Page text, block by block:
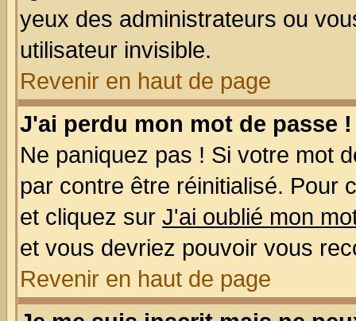
yeux des administrateurs ou
utilisateur invisible.
Revenir en haut de page
J'ai perdu mon mot de passe !
Ne paniquez pas ! Si votre mot
par contre être réinitialisé. Pour
et cliquez sur J'ai oublié mon
et vous devriez pouvoir vous
Revenir en haut de page